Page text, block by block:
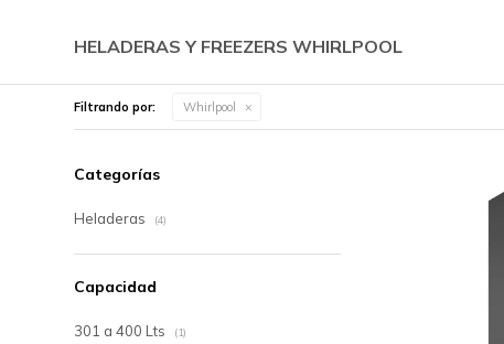
HELADERAS Y FREEZERS WHIRLPOOL
Filtrando por: Whirlpool
Categorías
Heladeras (4)
Capacidad
301 a 400 Lts (1)